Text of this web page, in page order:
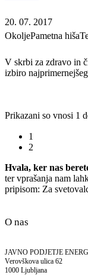
20. 07. 2017
OkoljePametna hiša
V skrbi za zdravo in
izbiro
Prikazani so vnosi 1
1
2
Hvala, ker nas
ter vprašanja nam
pripisom: Za
O nas
JAVNO PODJETJE
Verovškova ulica 62
1000 Ljubljana